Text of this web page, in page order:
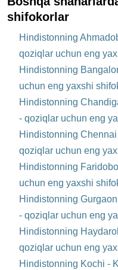
shifokorlar
Hindistonning
qoziqlar uchun eng
Hindistonning
uchun eng yaxshi
Hindistonning
- qoziqlar uchun eng
Hindistonning
qoziqlar uchun eng
Hindistonning
uchun eng yaxshi
Hindistonning
- qoziqlar uchun eng
Hindistonning
qoziqlar uchun eng
Hindistonning Kochi -